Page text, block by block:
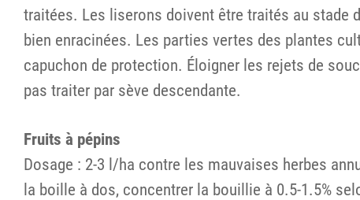
traitées. Les liserons doivent être traités au stade
bien enracinées. Les parties vertes des plantes
capuchon de protection. Éloigner les rejets de
pas traiter par sève descendante.
Fruits à pépins
Dosage : 2-3 l/ha contre les mauvaises herbes
la boille à dos, concentrer la bouillie à 0.5-1.5%